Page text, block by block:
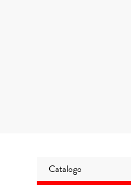
Catalogo